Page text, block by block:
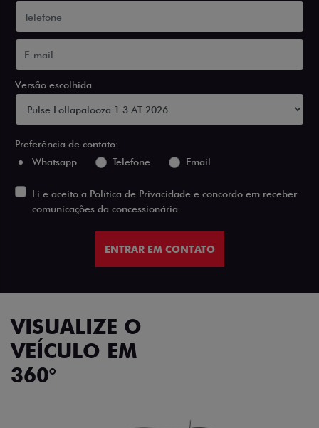
Versão escolhida
Preferência de contato:
Whatsapp
Telefone Email
Li e aceito a Política de Privacidade e concordo em receber
comunicações da concessionária.
ENTRAR EM CONTATO
VISUALIZE O
VEÍCULO EM
360°